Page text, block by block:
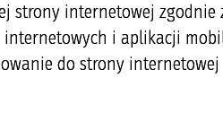
strony internetowej zgodnie
internetowych i aplikacji
do strony internetowej